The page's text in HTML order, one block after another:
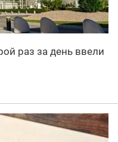
раз за день ввели